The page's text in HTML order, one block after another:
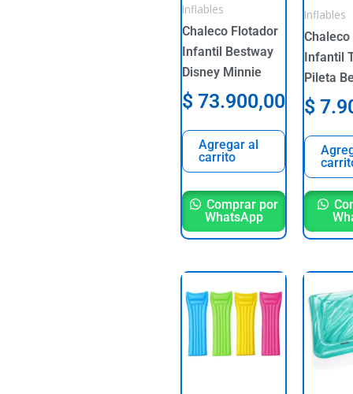
Inflables
Chaleco Flotador
Infantil Bestway
Disney Minnie
$ 73.900,00
Agregar al
carrito
Comprar por
WhatsApp
Inflables
Infantil
Pileta
$
product
has
multiple